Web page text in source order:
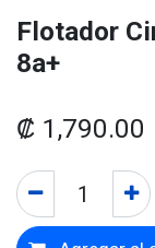
Flotador
8a+
₡ 1,790.00